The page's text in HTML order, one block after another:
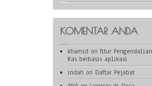
KOMENTAR ANDA
khamid on fitur Pengendalian
Kas berbasis aplikasi
indah on Daftar Pejabat